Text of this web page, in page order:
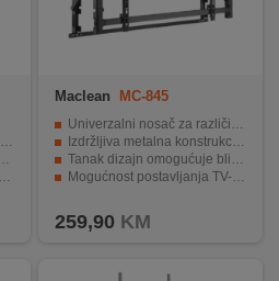
Maclean MC-845
Univerzalni nosač za različite vrste TV-a.
Izdržljiva metalna konstrukcija.
Tanak dizajn omogućuje blisko postavljanje zaslona.
Mogućnost postavljanja TV-a vodoravno i okomito.
259,90 KM